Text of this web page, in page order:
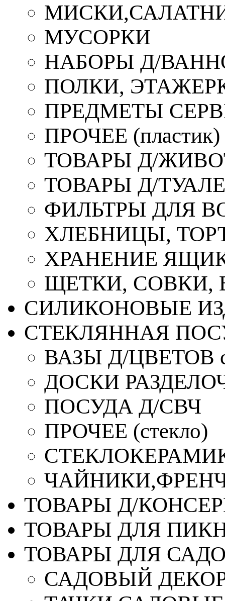
МУСОРКИ
НАБОРЫ Д/
ПОЛКИ,
ПРЕДМЕТЫ
ПРОЧЕЕ (пластик)
ТОВАРЫ Д/
ТОВАРЫ Д/
ФИЛЬТРЫ ДЛЯ
ХЛЕБНИЦЫ,
ХРАНЕНИЕ
ЩЕТКИ, СОВКИ,
СИЛИКОНОВЫЕ
СТЕКЛЯННАЯ
ВАЗЫ Д/ЦВЕТОВ
ДОСКИ
ПОСУДА Д/СВЧ
ПРОЧЕЕ (стекло)
ТОВАРЫ Д/
ТОВАРЫ ДЛЯ
ТОВАРЫ ДЛЯ
САДОВЫЙ